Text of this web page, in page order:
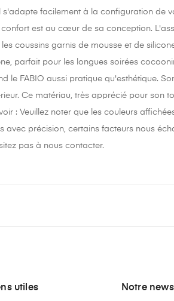
facilement à la configuration de
est au cœur de sa conception.
coussins garnis de mousse et de
parfait pour les longues soirées
le FABIO aussi pratique qu'esthétique.
Ce matériau, très apprécié pour son
: Veuillez noter que les couleurs
avec précision, certains facteurs nous
pas à nous contacter.
utiles Notre